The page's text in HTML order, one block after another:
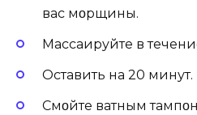
вас мοрщины.
Mассаҗируйте в
Оставить на 20 минут.
Смοйте ватным